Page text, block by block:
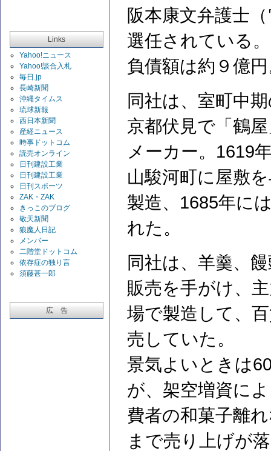
Links
Yahoo!ニュース
Yahoo!談合入札
毎日.jp
長崎新聞
沖縄タイムス
琉球新報
西日本新聞
産経ニュース
時事ドットコム
読売オンライン
日刊建設工業
日刊建設工業
日刊スポーツ
ZAK・ZAK
きっこのブログ
敬天新聞
狼魔人日記
メンバー
二階堂ドットコム
依存症の独り言
須藤甚一郎
広 告
阪本康文弁護士
選任されている。
負債額は約９億
同社は、室町中
京都伏見で「鶴
メーカー。1619
山駿河町に屋敷
製造、1685年に
れた。
同社は、羊羹、
販売を手がけ、
場で製造して、
売していた。
景気よいときは
が、架空増資に
費者の和菓子離
まで売り上げが